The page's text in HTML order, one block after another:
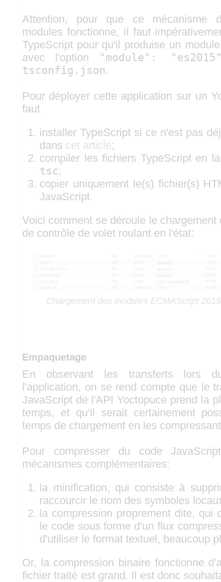
Attention, pour que ce mécanisme
modules fonctionne, il faut
TypeScript pour qu'il produise un
avec l'option
"module":
tsconfig.json.
Pour déployer cette application sur un
faut
installer TypeScript si ce n'est pas
dans cet article;
compiler les fichiers TypeScript en
tsc;
copier uniquement le(s) fichier(s)
JavaScript.
Voici comment se déroule le
de contrôle de volet roulant en l'état:
Chargement des modules ECMAScript
Empaquetage
En observant les transferts lors
l'application, on se rend compte que le
JavaScript de l'API Yoctopuce prend la
temps, et qu'il serait certainement
temps de chargement en les
Pour compresser du code
mécanismes complémentaires:
la minification, qui consiste à
raccourcir le nom des symboles
la compression proprement dite, qui
le code sous forme d'un flux
d'utiliser le format textuel, beaucoup
Or, la compression binaire fonctionne
fichier traité est grand. Il est donc